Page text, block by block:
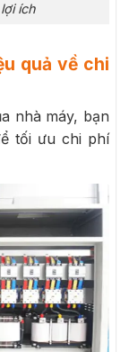
ích
quả về chi
nhà máy, bạn
tối ưu chi phí